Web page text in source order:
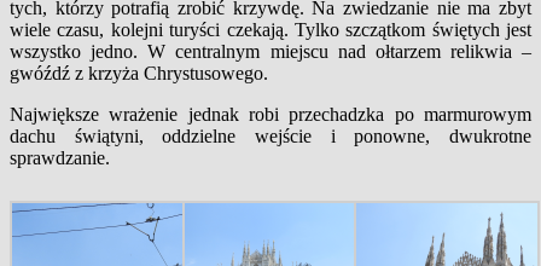
tych, którzy potrafią zrobić krzywdę. Na zwiedzanie nie ma zbyt
wiele czasu, kolejni turyści czekają. Tylko szczątkom świętych jest
wszystko jedno. W centralnym miejscu nad ołtarzem relikwia –
gwóźdź z krzyża Chrystusowego.
Największe wrażenie jednak robi przechadzka po marmurowym
dachu świątyni, oddzielne wejście i ponowne, dwukrotne
sprawdzanie.